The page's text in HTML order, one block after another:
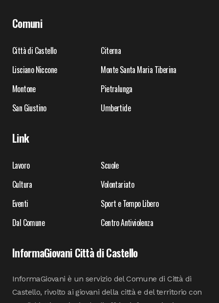
Comuni
Città di Castello
Citerna
Lisciano Niccone
Monte Santa Maria Tiberina
Montone
Pietralunga
San Giustino
Umbertide
Link
Lavoro
Scuole
Cultura
Volontariato
Eventi
Sport e Tempo Libero
Dal Comune
Centro Antiviolenza
InformaGiovani Città di Castello
InformaGiovani è un servizio del Comune di Città di
Castello, rivolto ai giovani della città e del territorio con